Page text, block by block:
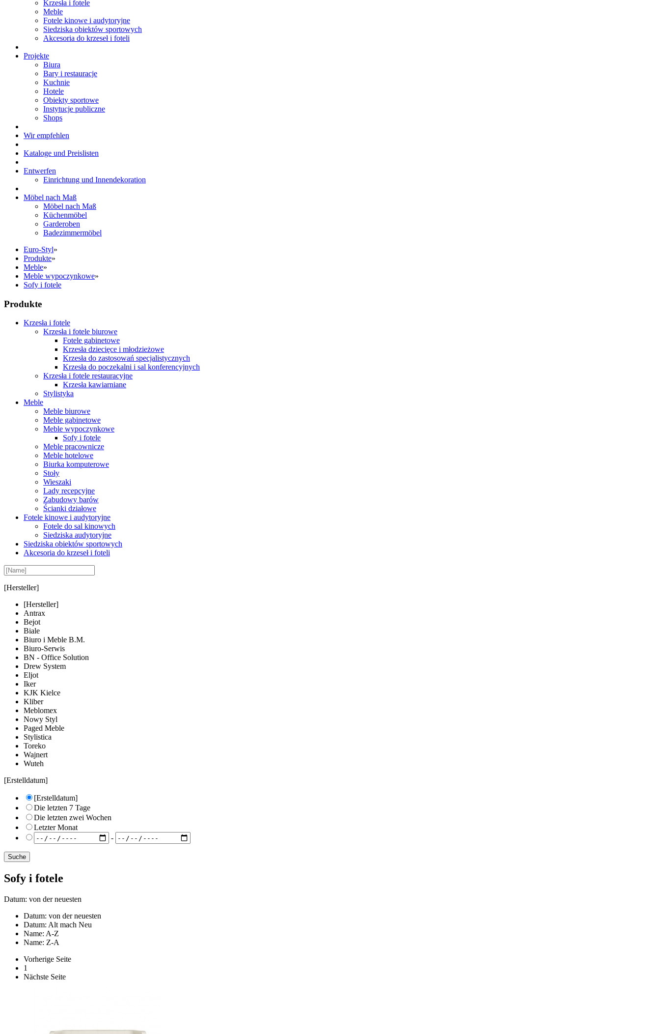
Krzesła i fotele
Meble
Fotele kinowe i audytoryjne
Siedziska obiektów sportowych
Akcesoria do krzeseł i foteli
Projekte
Biura
Bary i restauracje
Kuchnie
Hotele
Obiekty sportowe
Instytucje publiczne
Shops
Wir empfehlen
Kataloge und Preislisten
Entwerfen
Einrichtung und Innendekoration
Möbel nach Maß
Möbel nach Maß
Küchenmöbel
Garderoben
Badezimmermöbel
Euro-Styl»
Produkte»
Meble»
Meble wypoczynkowe»
Sofy i fotele
Produkte
Krzesła i fotele
Krzesła i fotele biurowe
Fotele gabinetowe
Krzesła dziecięce i młodzieżowe
Krzesła do zastosowań specjalistycznych
Krzesła do poczekalni i sal konferencyjnych
Krzesła i fotele restauracyjne
Krzesła kawiarniane
Stylistyka
Meble
Meble biurowe
Meble gabinetowe
Meble wypoczynkowe
Sofy i fotele
Meble pracownicze
Meble hotelowe
Biurka komputerowe
Stoły
Wieszaki
Lady recepcyjne
Zabudowy barów
Ścianki działowe
Fotele kinowe i audytoryjne
Fotele do sal kinowych
Siedziska audytoryjne
Siedziska obiektów sportowych
Akcesoria do krzeseł i foteli
[Hersteller]
[Hersteller]
Antrax
Bejot
Biale
Biuro i Meble B.M.
Biuro-Serwis
BN - Office Solution
Drew System
Eljot
Iker
KJK Kielce
Kliber
Meblomex
Nowy Styl
Paged Meble
Stylistica
Toreko
Wajnert
Wuteh
[Erstelldatum]
[Erstelldatum]
Die letzten 7 Tage
Die letzten zwei Wochen
Letzter Monat
-
Sofy i fotele
Datum: von der neuesten
Datum: von der neuesten
Datum: Alt mach Neu
Name: A-Z
Name: Z-A
Vorherige Seite
1
Nächste Seite